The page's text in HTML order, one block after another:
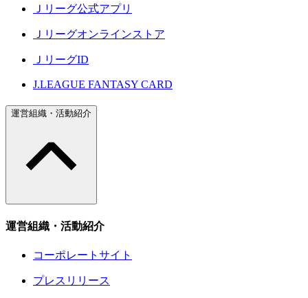
Ｊリーグ公式アプリ
Ｊリーグオンラインストア
ＪリーグID
J.LEAGUE FANTASY CARD
運営組織・活動紹介
運営組織・活動紹介
コーポレートサイト
プレスリリース